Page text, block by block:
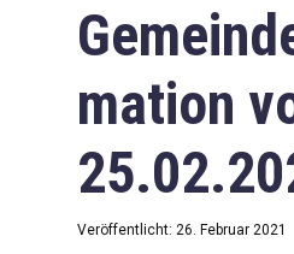
Downloads
Impressum
Datenschutzerklärung
mation
Veröffentlicht: 26. Februar 2021